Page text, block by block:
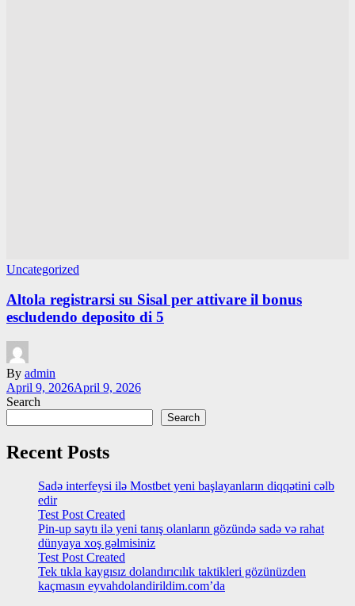
Uncategorized
Altola registrarsi su Sisal per attivare il bonus
escludendo deposito di 5
By admin
April 9, 2026April 9, 2026
Search
Search
Recent Posts
Sadə interfeysi ilə Mostbet yeni başlayanların diqqətini cəlb
edir
Test Post Created
Pin-up saytı ilə yeni tanış olanların gözündə sadə və rahat
dünyaya xoş gəlmisiniz
Test Post Created
Tek tıkla kaygısız dolandırıcılık taktikleri gözünüzden
kaçmasın eyvahdolandirildim.com’da